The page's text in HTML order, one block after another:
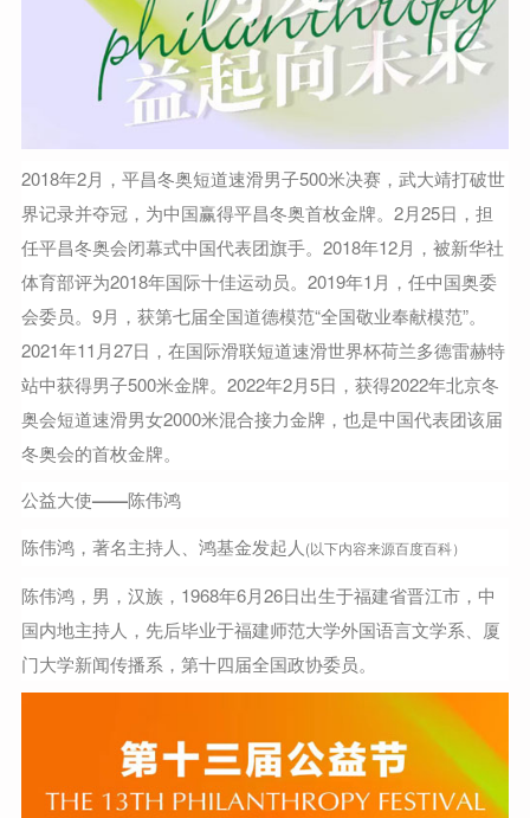
2018年2月，平昌冬奥短道速滑男子500米决赛，武大靖打破世
界记录并夺冠，为中国赢得平昌冬奥首枚金牌。2月25日，担
任平昌冬奥会闭幕式中国代表团旗手。2018年12月，被新华社
体育部评为2018年国际十佳运动员。2019年1月，任中国奥委
会委员。9月，获第七届全国道德模范“全国敬业奉献模范”。
2021年11月27日，在国际滑联短道速滑世界杯荷兰多德雷赫特
站中获得男子500米金牌。2022年2月5日，获得2022年北京冬
奥会短道速滑男女2000米混合接力金牌，也是中国代表团该届
冬奥会的首枚金牌。
公益大使——陈伟鸿
陈伟鸿，著名主持人、鸿基金发起人(以下内容来源百度百科）
陈伟鸿，男，汉族，1968年6月26日出生于福建省晋江市，中
国内地主持人，先后毕业于福建师范大学外国语言文学系、厦
门大学新闻传播系，第十四届全国政协委员。